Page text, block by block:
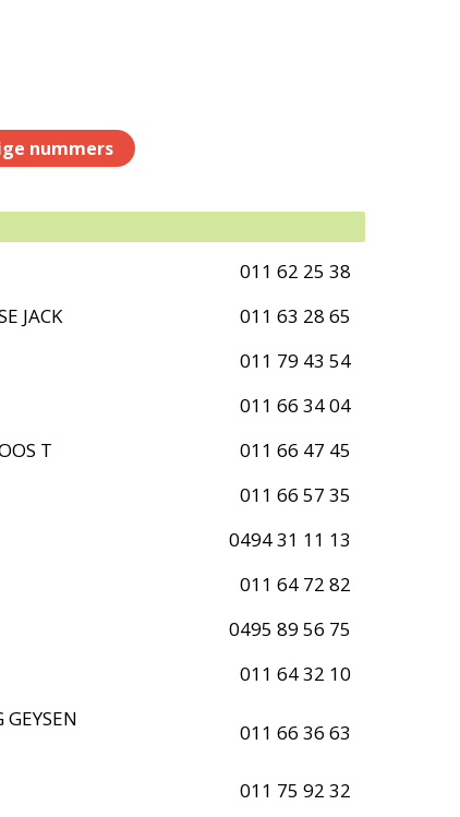
nummers
011 62 25 38
JACK
011 63 28 65
011 79 43 54
011 66 34 04
T
011 66 47 45
011 66 57 35
0494 31 11 13
011 64 72 82
0495 89 56 75
011 64 32 10
011 66 36 63
011 75 92 32